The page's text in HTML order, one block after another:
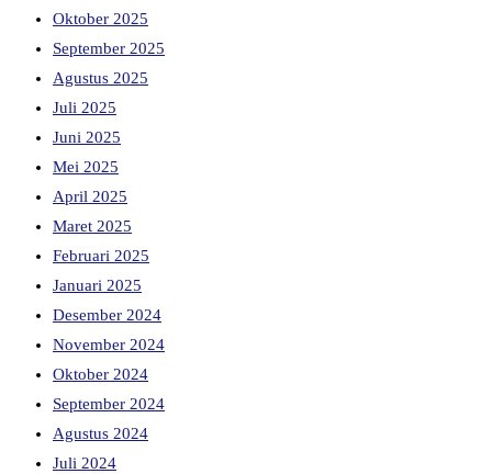
Oktober 2025
September 2025
Agustus 2025
Juli 2025
Juni 2025
Mei 2025
April 2025
Maret 2025
Februari 2025
Januari 2025
Desember 2024
November 2024
Oktober 2024
September 2024
Agustus 2024
Juli 2024